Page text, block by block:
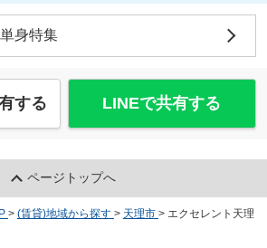
身特集
する LINEで共有する
ページトップへ
> (賃貸)地域から探す > 天理市 > エクセレント天理